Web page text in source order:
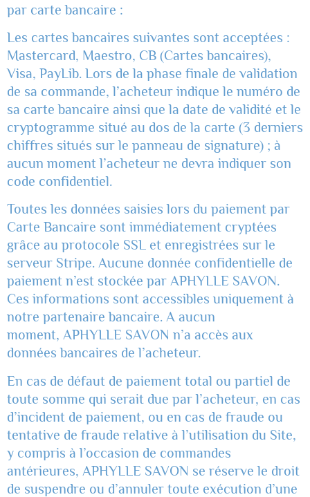
par carte bancaire :
Les cartes bancaires suivantes sont acceptées :
Mastercard, Maestro, CB (Cartes bancaires),
Visa, PayLib. Lors de la phase finale de validation
de sa commande, l’acheteur indique le numéro de
sa carte bancaire ainsi que la date de validité et le
cryptogramme situé au dos de la carte (3 derniers
chiffres situés sur le panneau de signature) ; à
aucun moment l’acheteur ne devra indiquer son
code confidentiel.
Toutes les données saisies lors du paiement par
Carte Bancaire sont immédiatement cryptées
grâce au protocole SSL et enregistrées sur le
serveur Stripe. Aucune donnée confidentielle de
paiement n’est stockée par APHYLLE SAVON.
Ces informations sont accessibles uniquement à
notre partenaire bancaire. A aucun
moment, APHYLLE SAVON n’a accès aux
données bancaires de l’acheteur.
En cas de défaut de paiement total ou partiel de
toute somme qui serait due par l’acheteur, en cas
d’incident de paiement, ou en cas de fraude ou
tentative de fraude relative à l’utilisation du Site,
y compris à l’occasion de commandes
antérieures, APHYLLE SAVON se réserve le droit
de suspendre ou d’annuler toute exécution d’une